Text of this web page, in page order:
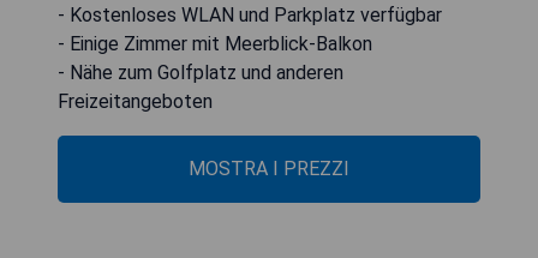
- Kostenloses WLAN und Parkplatz verfügbar
- Einige Zimmer mit Meerblick-Balkon
- Nähe zum Golfplatz und anderen
Freizeitangeboten
MOSTRA I PREZZI